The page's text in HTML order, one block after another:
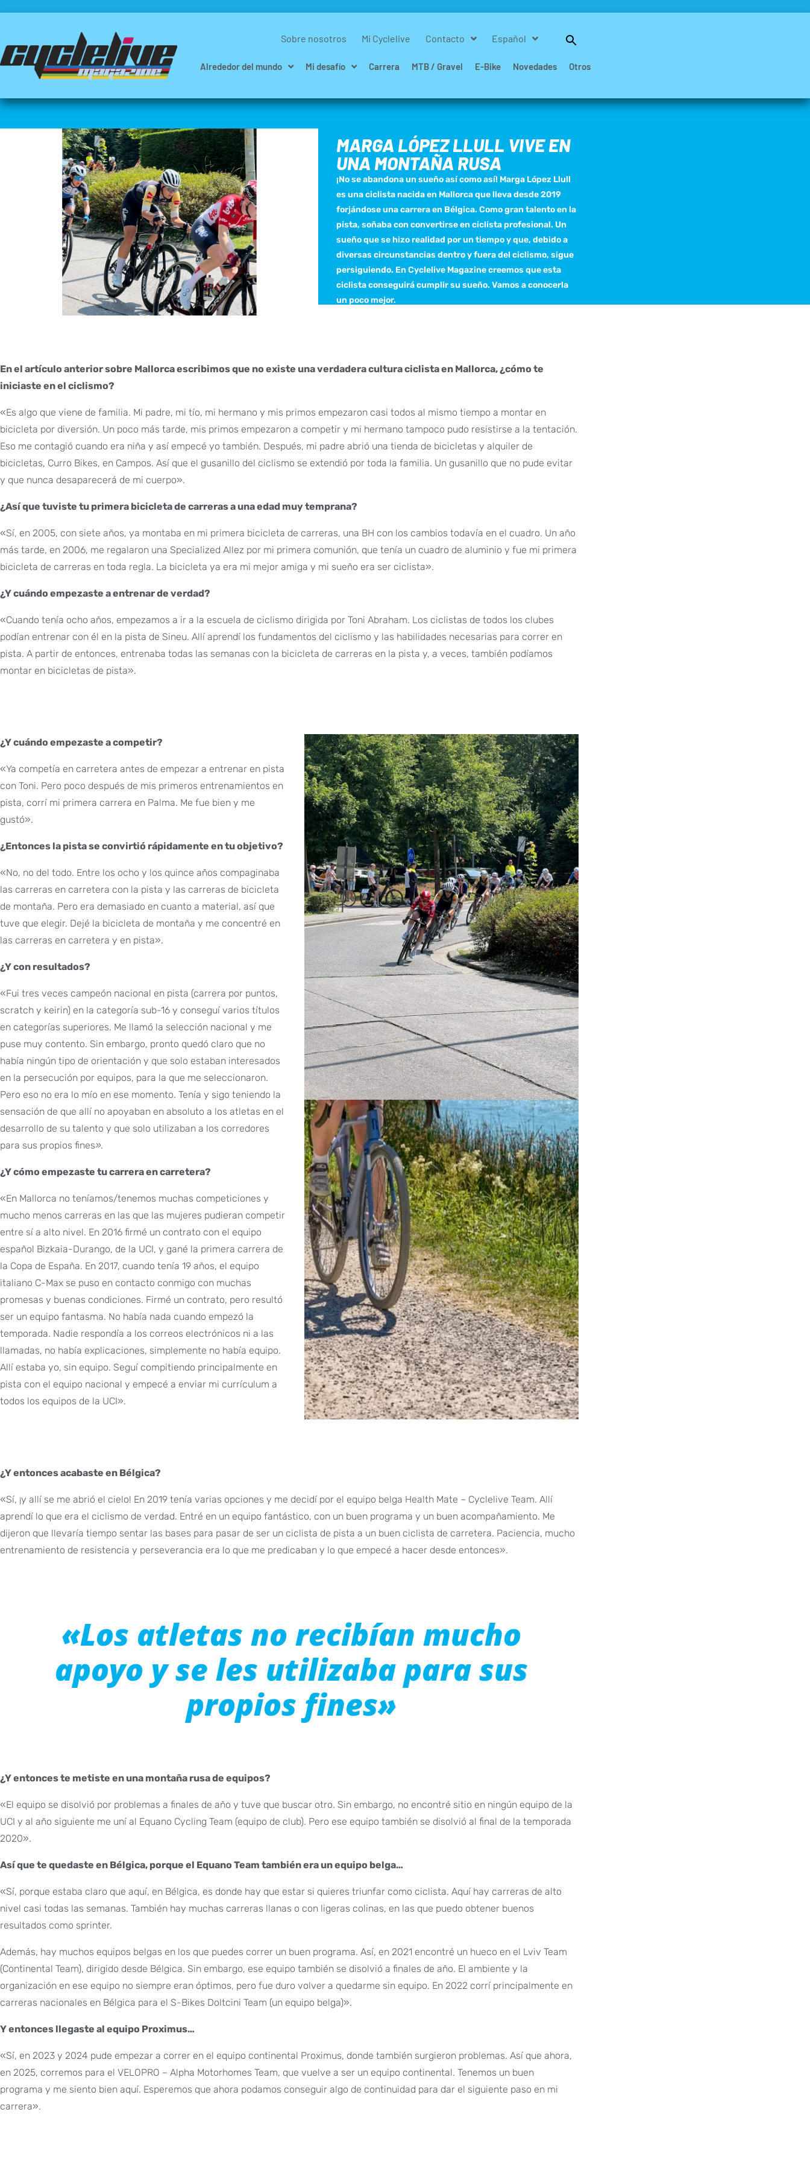
Sobre nosotros Mi Cyclelive Contacto Español
Alrededor del mundo Mi desafío Carrera MTB / Gravel E-Bike Novedades Otros
MARGA LÓPEZ LLULL VIVE EN
UNA MONTAÑA RUSA
¡No se abandona un sueño así como así! Marga López Llull
es una ciclista nacida en Mallorca que lleva desde 2019
forjándose una carrera en Bélgica. Como gran talento en la
pista, soñaba con convertirse en ciclista profesional. Un
sueño que se hizo realidad por un tiempo y que, debido a
diversas circunstancias dentro y fuera del ciclismo, sigue
persiguiendo. En Cyclelive Magazine creemos que esta
ciclista conseguirá cumplir su sueño. Vamos a conocerla
un poco mejor.
En el artículo anterior sobre Mallorca escribimos que no existe una verdadera cultura ciclista en Mallorca, ¿cómo te
iniciaste en el ciclismo?
«Es algo que viene de familia. Mi padre, mi tío, mi hermano y mis primos empezaron casi todos al mismo tiempo a montar en
bicicleta por diversión. Un poco más tarde, mis primos empezaron a competir y mi hermano tampoco pudo resistirse a la tentación.
Eso me contagió cuando era niña y así empecé yo también. Después, mi padre abrió una tienda de bicicletas y alquiler de
bicicletas, Curro Bikes, en Campos. Así que el gusanillo del ciclismo se extendió por toda la familia. Un gusanillo que no pude evitar
y que nunca desaparecerá de mi cuerpo».
¿Así que tuviste tu primera bicicleta de carreras a una edad muy temprana?
«Sí, en 2005, con siete años, ya montaba en mi primera bicicleta de carreras, una BH con los cambios todavía en el cuadro. Un año
más tarde, en 2006, me regalaron una Specialized Allez por mi primera comunión, que tenía un cuadro de aluminio y fue mi primera
bicicleta de carreras en toda regla. La bicicleta ya era mi mejor amiga y mi sueño era ser ciclista».
¿Y cuándo empezaste a entrenar de verdad?
«Cuando tenía ocho años, empezamos a ir a la escuela de ciclismo dirigida por Toni Abraham. Los ciclistas de todos los clubes
podían entrenar con él en la pista de Sineu. Allí aprendí los fundamentos del ciclismo y las habilidades necesarias para correr en
pista. A partir de entonces, entrenaba todas las semanas con la bicicleta de carreras en la pista y, a veces, también podíamos
montar en bicicletas de pista».
¿Y cuándo empezaste a competir?
«Ya competía en carretera antes de empezar a entrenar en pista
con Toni. Pero poco después de mis primeros entrenamientos en
pista, corrí mi primera carrera en Palma. Me fue bien y me
gustó».
¿Entonces la pista se convirtió rápidamente en tu objetivo?
«No, no del todo. Entre los ocho y los quince años compaginaba
las carreras en carretera con la pista y las carreras de bicicleta
de montaña. Pero era demasiado en cuanto a material, así que
tuve que elegir. Dejé la bicicleta de montaña y me concentré en
las carreras en carretera y en pista».
¿Y con resultados?
«Fui tres veces campeón nacional en pista (carrera por puntos,
scratch y keirin) en la categoría sub-16 y conseguí varios títulos
en categorías superiores. Me llamó la selección nacional y me
puse muy contento. Sin embargo, pronto quedó claro que no
había ningún tipo de orientación y que solo estaban interesados
en la persecución por equipos, para la que me seleccionaron.
Pero eso no era lo mío en ese momento. Tenía y sigo teniendo la
sensación de que allí no apoyaban en absoluto a los atletas en el
desarrollo de su talento y que solo utilizaban a los corredores
para sus propios fines».
¿Y cómo empezaste tu carrera en carretera?
«En Mallorca no teníamos/tenemos muchas competiciones y
mucho menos carreras en las que las mujeres pudieran competir
entre sí a alto nivel. En 2016 firmé un contrato con el equipo
español Bizkaia-Durango, de la UCI, y gané la primera carrera de
la Copa de España. En 2017, cuando tenía 19 años, el equipo
italiano C-Max se puso en contacto conmigo con muchas
promesas y buenas condiciones. Firmé un contrato, pero resultó
ser un equipo fantasma. No había nada cuando empezó la
temporada. Nadie respondía a los correos electrónicos ni a las
llamadas, no había explicaciones, simplemente no había equipo.
Allí estaba yo, sin equipo. Seguí compitiendo principalmente en
pista con el equipo nacional y empecé a enviar mi currículum a
todos los equipos de la UCI».
¿Y entonces acabaste en Bélgica?
«Sí, ¡y allí se me abrió el cielo! En 2019 tenía varias opciones y me decidí por el equipo belga Health Mate – Cyclelive Team. Allí
aprendí lo que era el ciclismo de verdad. Entré en un equipo fantástico, con un buen programa y un buen acompañamiento. Me
dijeron que llevaría tiempo sentar las bases para pasar de ser un ciclista de pista a un buen ciclista de carretera. Paciencia, mucho
entrenamiento de resistencia y perseverancia era lo que me predicaban y lo que empecé a hacer desde entonces».
«Los atletas no recibían mucho
apoyo y se les utilizaba para sus
propios fines»
¿Y entonces te metiste en una montaña rusa de equipos?
«El equipo se disolvió por problemas a finales de año y tuve que buscar otro. Sin embargo, no encontré sitio en ningún equipo de la
UCI y al año siguiente me uní al Equano Cycling Team (equipo de club). Pero ese equipo también se disolvió al final de la temporada
2020».
Así que te quedaste en Bélgica, porque el Equano Team también era un equipo belga…
«Sí, porque estaba claro que aquí, en Bélgica, es donde hay que estar si quieres triunfar como ciclista. Aquí hay carreras de alto
nivel casi todas las semanas. También hay muchas carreras llanas o con ligeras colinas, en las que puedo obtener buenos
resultados como sprinter.
Además, hay muchos equipos belgas en los que puedes correr un buen programa. Así, en 2021 encontré un hueco en el Lviv Team
(Continental Team), dirigido desde Bélgica. Sin embargo, ese equipo también se disolvió a finales de año. El ambiente y la
organización en ese equipo no siempre eran óptimos, pero fue duro volver a quedarme sin equipo. En 2022 corrí principalmente en
carreras nacionales en Bélgica para el S-Bikes Doltcini Team (un equipo belga)».
Y entonces llegaste al equipo Proximus…
«Sí, en 2023 y 2024 pude empezar a correr en el equipo continental Proximus, donde también surgieron problemas. Así que ahora,
en 2025, corremos para el VELOPRO – Alpha Motorhomes Team, que vuelve a ser un equipo continental. Tenemos un buen
programa y me siento bien aquí. Esperemos que ahora podamos conseguir algo de continuidad para dar el siguiente paso en mi
carrera».